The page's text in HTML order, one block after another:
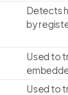
Detects
by
Used to
Used to